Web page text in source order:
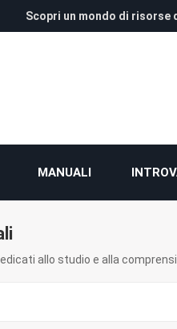
Scopri un mondo di
MANUALI
allo studio e alla